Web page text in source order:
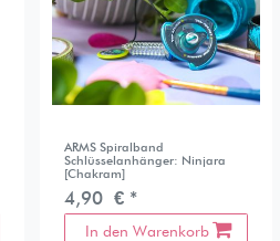
ARMS Spiralband
Schlüsselanhänger: Ninjara
[Chakram]
4,90 € *
In den Warenkorb